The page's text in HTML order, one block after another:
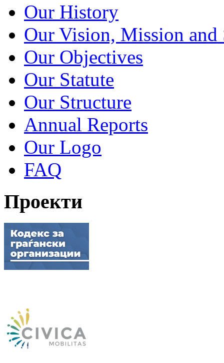
Our History
Our Vision, Mission and
Our Objectives
Our Statute
Our Structure
Annual Reports
Our Logo
FAQ
Проекти